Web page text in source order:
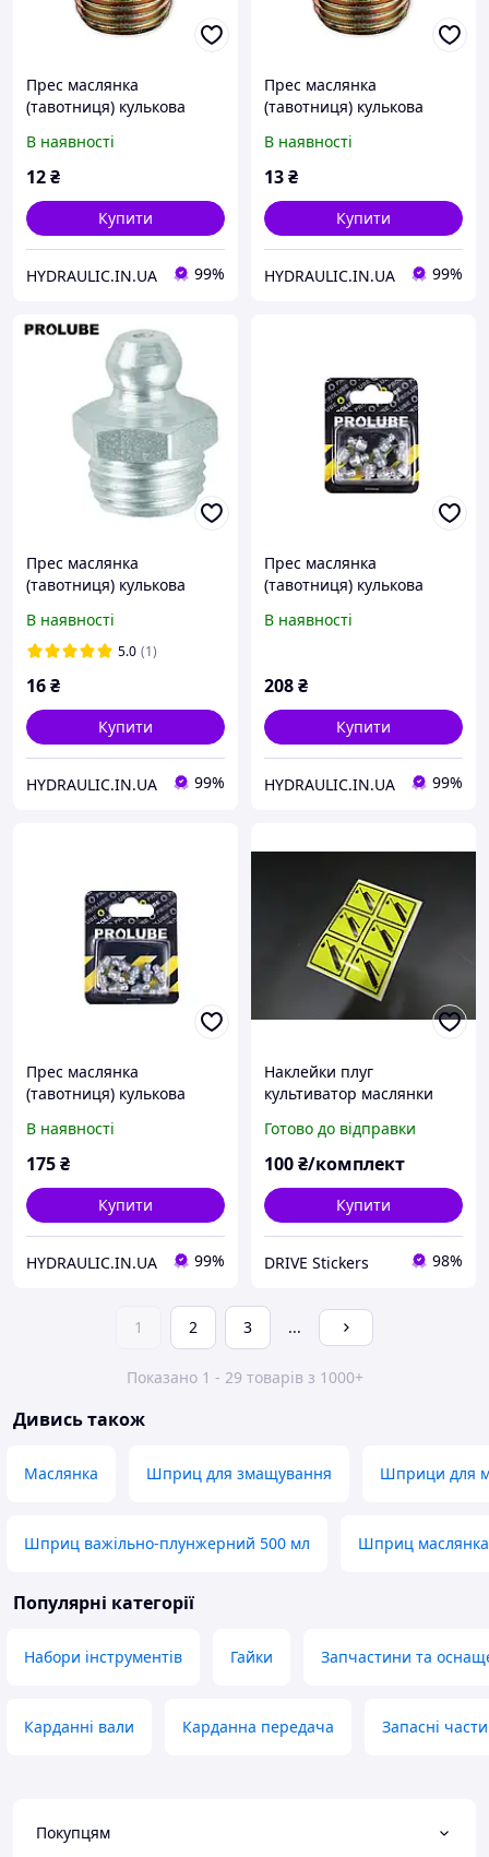
Прес маслянка
(тавотниця) кулькова
поштучно, DIN71412 |
PROLUBE Індія
В наявності
12₴
Купити
HYDRAULIC.IN.UA 99%
Прес маслянка
(тавотниця) кулькова
поштучно, DIN71412 |
PROLUBE Індія
В наявності
13₴
Купити
HYDRAULIC.IN.UA 99%
Прес маслянка
(тавотниця) кулькова
поштучно, DIN71412 |
PROLUBE Індія
В наявності
5.0 (1)
16₴
Купити
HYDRAULIC.IN.UA 99%
Прес маслянка
(тавотниця) кулькова
упаковка 10 шт.,
В наявності
208₴
Купити
HYDRAULIC.IN.UA 99%
Прес маслянка
(тавотниця) кулькова
упаковка 10 шт.,
DIN71412 | PROLUBE Індія
В наявності
175₴
Купити
HYDRAULIC.IN.UA 99%
Наклейки плуг
культиватор маслянки
Готово до відправки
100₴/комплект
Купити
DRIVE Stickers 98%
1 2 3 ...
Показано 1 - 29 товарів з 1000+
Дивись також
Маслянка Шприц для змащування Шприци для
Шприц важільно-плунжерний 500 мл Шприц
Популярні категорії
Набори інструментів Гайки Запчастини та
Карданні вали Карданна передача Запасні
Покупцям